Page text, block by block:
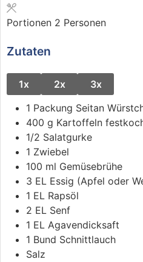
Portionen 2 Personen
Zutaten
1x 2x
3x
1 Packung Seitan
400 g Kartoffeln
1/2 Salatgurke
1 Zwiebel
100 ml Gemüsebrühe
3 EL Essig (Apfel oder
1 EL Rapsöl
2 EL Senf
1 EL Agavendicksaft
1 Bund Schnittlauch
Salz